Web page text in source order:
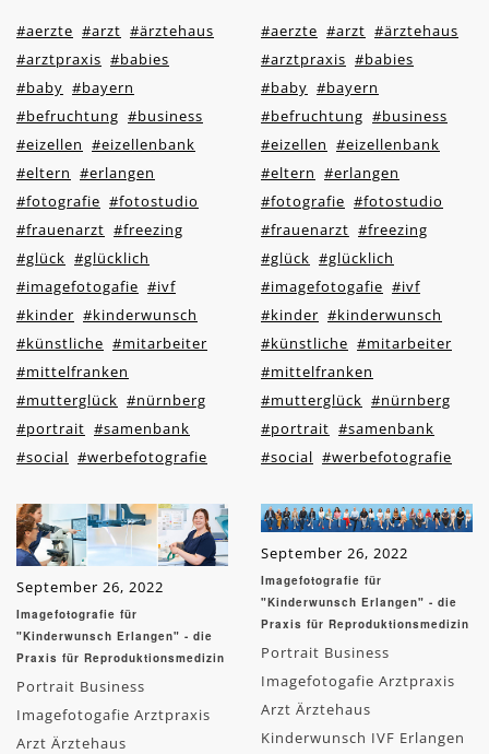
#aerzte #arzt #ärztehaus
#arztpraxis #babies
#baby #bayern
#befruchtung #business
#eizellen #eizellenbank
#eltern #erlangen
#fotografie #fotostudio
#frauenarzt #freezing
#glück #glücklich
#imagefotogafie #ivf
#kinder #kinderwunsch
#künstliche #mitarbeiter
#mittelfranken
#mutterglück #nürnberg
#portrait #samenbank
#social #werbefotografie
September 26, 2022
Imagefotografie für
"Kinderwunsch Erlangen" - die
Praxis für Reproduktionsmedizin
Portrait Business
Imagefotogafie Arztpraxis
Arzt Ärztehaus
#aerzte #arzt #ärztehaus
#arztpraxis #babies
#baby #bayern
#befruchtung #business
#eizellen #eizellenbank
#eltern #erlangen
#fotografie #fotostudio
#frauenarzt #freezing
#glück #glücklich
#imagefotogafie #ivf
#kinder #kinderwunsch
#künstliche #mitarbeiter
#mittelfranken
#mutterglück #nürnberg
#portrait #samenbank
#social #werbefotografie
September 26, 2022
Imagefotografie für
"Kinderwunsch Erlangen" - die
Praxis für Reproduktionsmedizin
Portrait Business
Imagefotogafie Arztpraxis
Arzt Ärztehaus
Kinderwunsch IVF Erlangen